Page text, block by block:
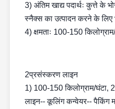
3) अंतिम खाद्य पदार्थः कुत्ते
स्नैक्स का उत्पादन करने के
4) क्षमताः 100-150
2प्रसंस्करण लाइन
1) 100-150 किलोग्राम/
लाइन-- कूलिंग कन्वेयर-- पैकिंग